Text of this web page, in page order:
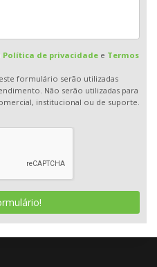
Política de privacidadee Termos
formulário serão utilizadas
Não serão utilizadas para
institucional ou de suporte.